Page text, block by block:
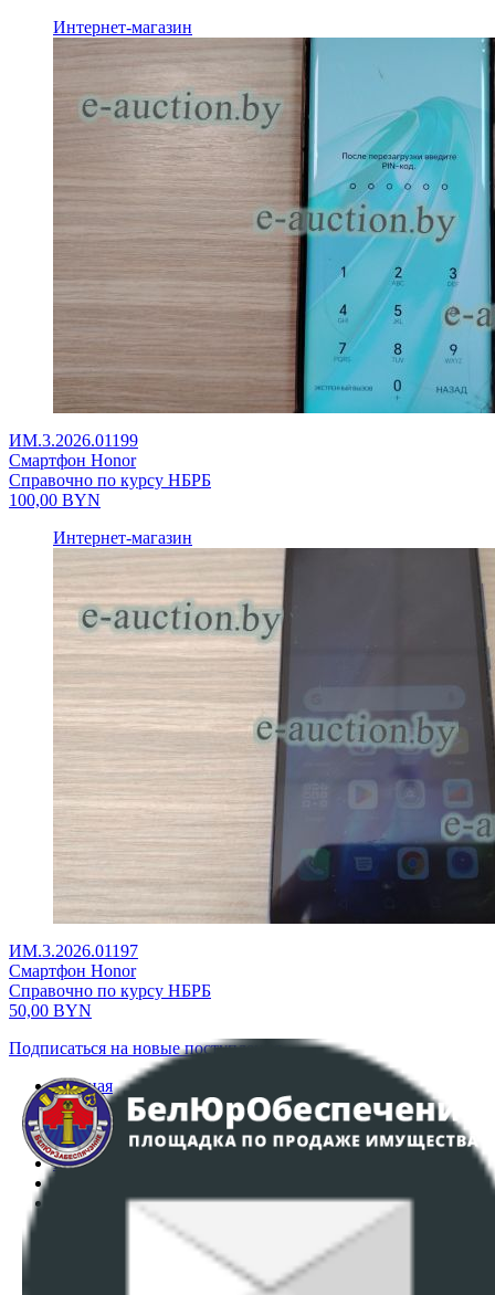
Интернет-магазин
ИМ.3.2026.01199
Смартфон Honor
Справочно по курсу НБРБ
100,00 BYN
Интернет-магазин
ИМ.3.2026.01197
Смартфон Honor
Справочно по курсу НБРБ
50,00 BYN
Подписаться на новые поступления
Главная
Аукционы
Интернет-магазин
Регламент организации и проведения торгов
Политика в отношении обработки персональных
ПОЛОЖЕНИЕ О ПОЛИТИКЕ ОБРАБОТКИ COOKIE-